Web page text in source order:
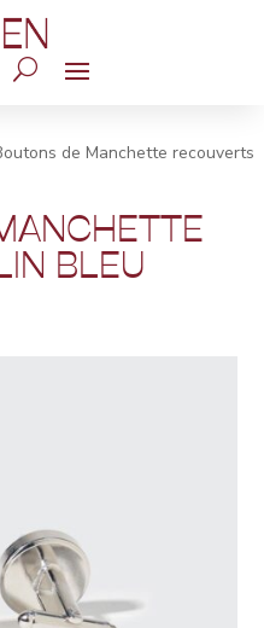
de Manchette recouverts
BLEU